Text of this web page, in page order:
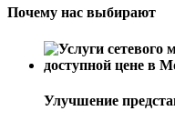
Почему нас выбирают
Улучшение